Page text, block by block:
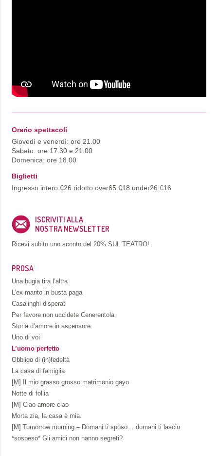
Orario spettacoli
Giovedì e venerdì: ore 21.00
Sabato: ore 17.30 e 21.00
Domenica: ore 18.00
Biglietti
Ingresso intero €26 ridotto over65 €18 under26 €16
ISCRIVITI ALLA
NOSTRA NEWSLETTER
Ricevi subito uno sconto del 20% SUL TEATRO!
PROSA
Una bugia tira l’altra
L’ex marito in busta paga
Casalinghi disperati
Per favore non uccidete Cenerentola
Storia d’amore in ascensore
Uno di voi
L’uomo perfetto
Obbligo di (in)fedeltà
La casa di famiglia
[M] Il mio grasso grosso matrimonio gayo
Notte di follia
[M] Ciao amore ciao
Morta zia, la casa è mia.
[M] Tomorrow morning – Domani ti sposo… domani ti lascio
*sospeso* Gli amici non hanno segreti?